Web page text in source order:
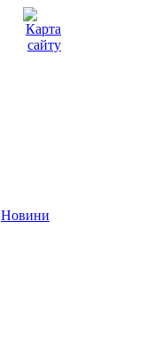
Новини